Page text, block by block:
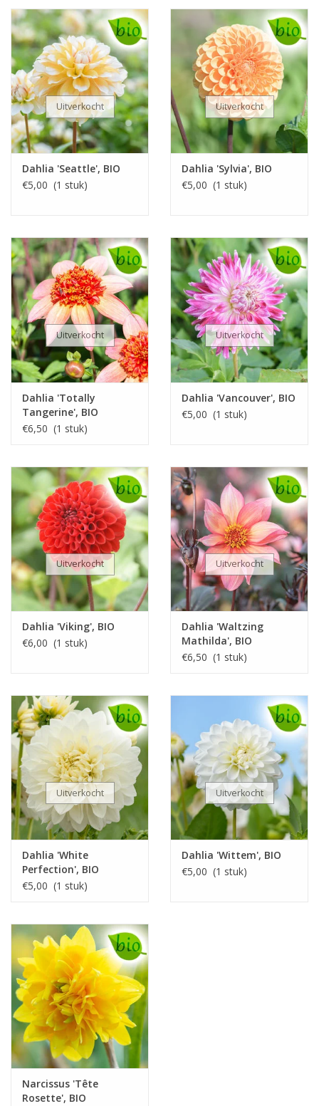
Uitverkocht
Dahlia 'Seattle', BIO
€5,00 (1 stuk)
Uitverkocht
Dahlia 'Sylvia', BIO
€5,00 (1 stuk)
Uitverkocht
Dahlia 'Totally
Tangerine', BIO
€6,50 (1 stuk)
Uitverkocht
Dahlia 'Vancouver', BIO
€5,00 (1 stuk)
Uitverkocht
Dahlia 'Viking', BIO
€6,00 (1 stuk)
Uitverkocht
Dahlia 'Waltzing
Mathilda', BIO
€6,50 (1 stuk)
Uitverkocht
Dahlia 'White
Perfection', BIO
€5,00 (1 stuk)
Uitverkocht
Dahlia 'Wittem', BIO
€5,00 (1 stuk)
Narcissus 'Tête
Rosette', BIO